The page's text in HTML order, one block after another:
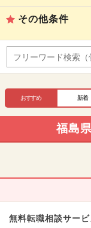
その他条件
おすすめ 新着
福島
無料転職相談サービ